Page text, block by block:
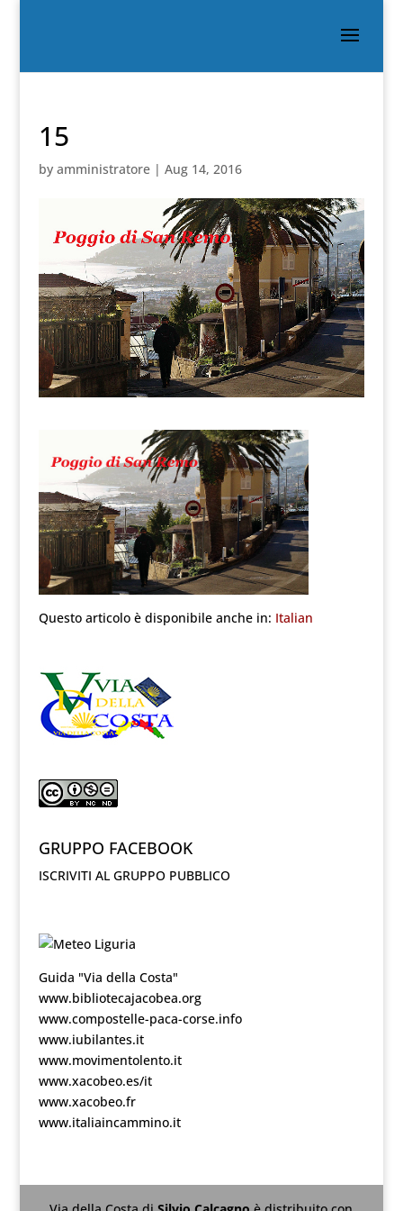
15
by amministratore| Aug 14, 2016
Questo articolo è disponibile anche in: Italian
GRUPPO FACEBOOK
ISCRIVITI AL GRUPPO PUBBLICO
Guida "Via della Costa"
www.bibliotecajacobea.org
www.compostelle-paca-corse.info
www.iubilantes.it
www.movimentolento.it
www.xacobeo.es/it
www.xacobeo.fr
www.italiaincammino.it